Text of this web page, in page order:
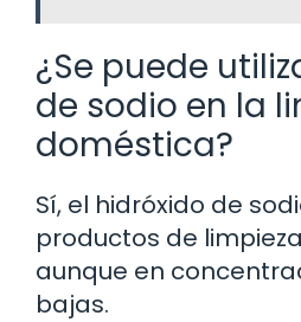
¿Se puede
de sodio en la
doméstica?
Sí, el hidróxido de
productos de
aunque en
bajas.